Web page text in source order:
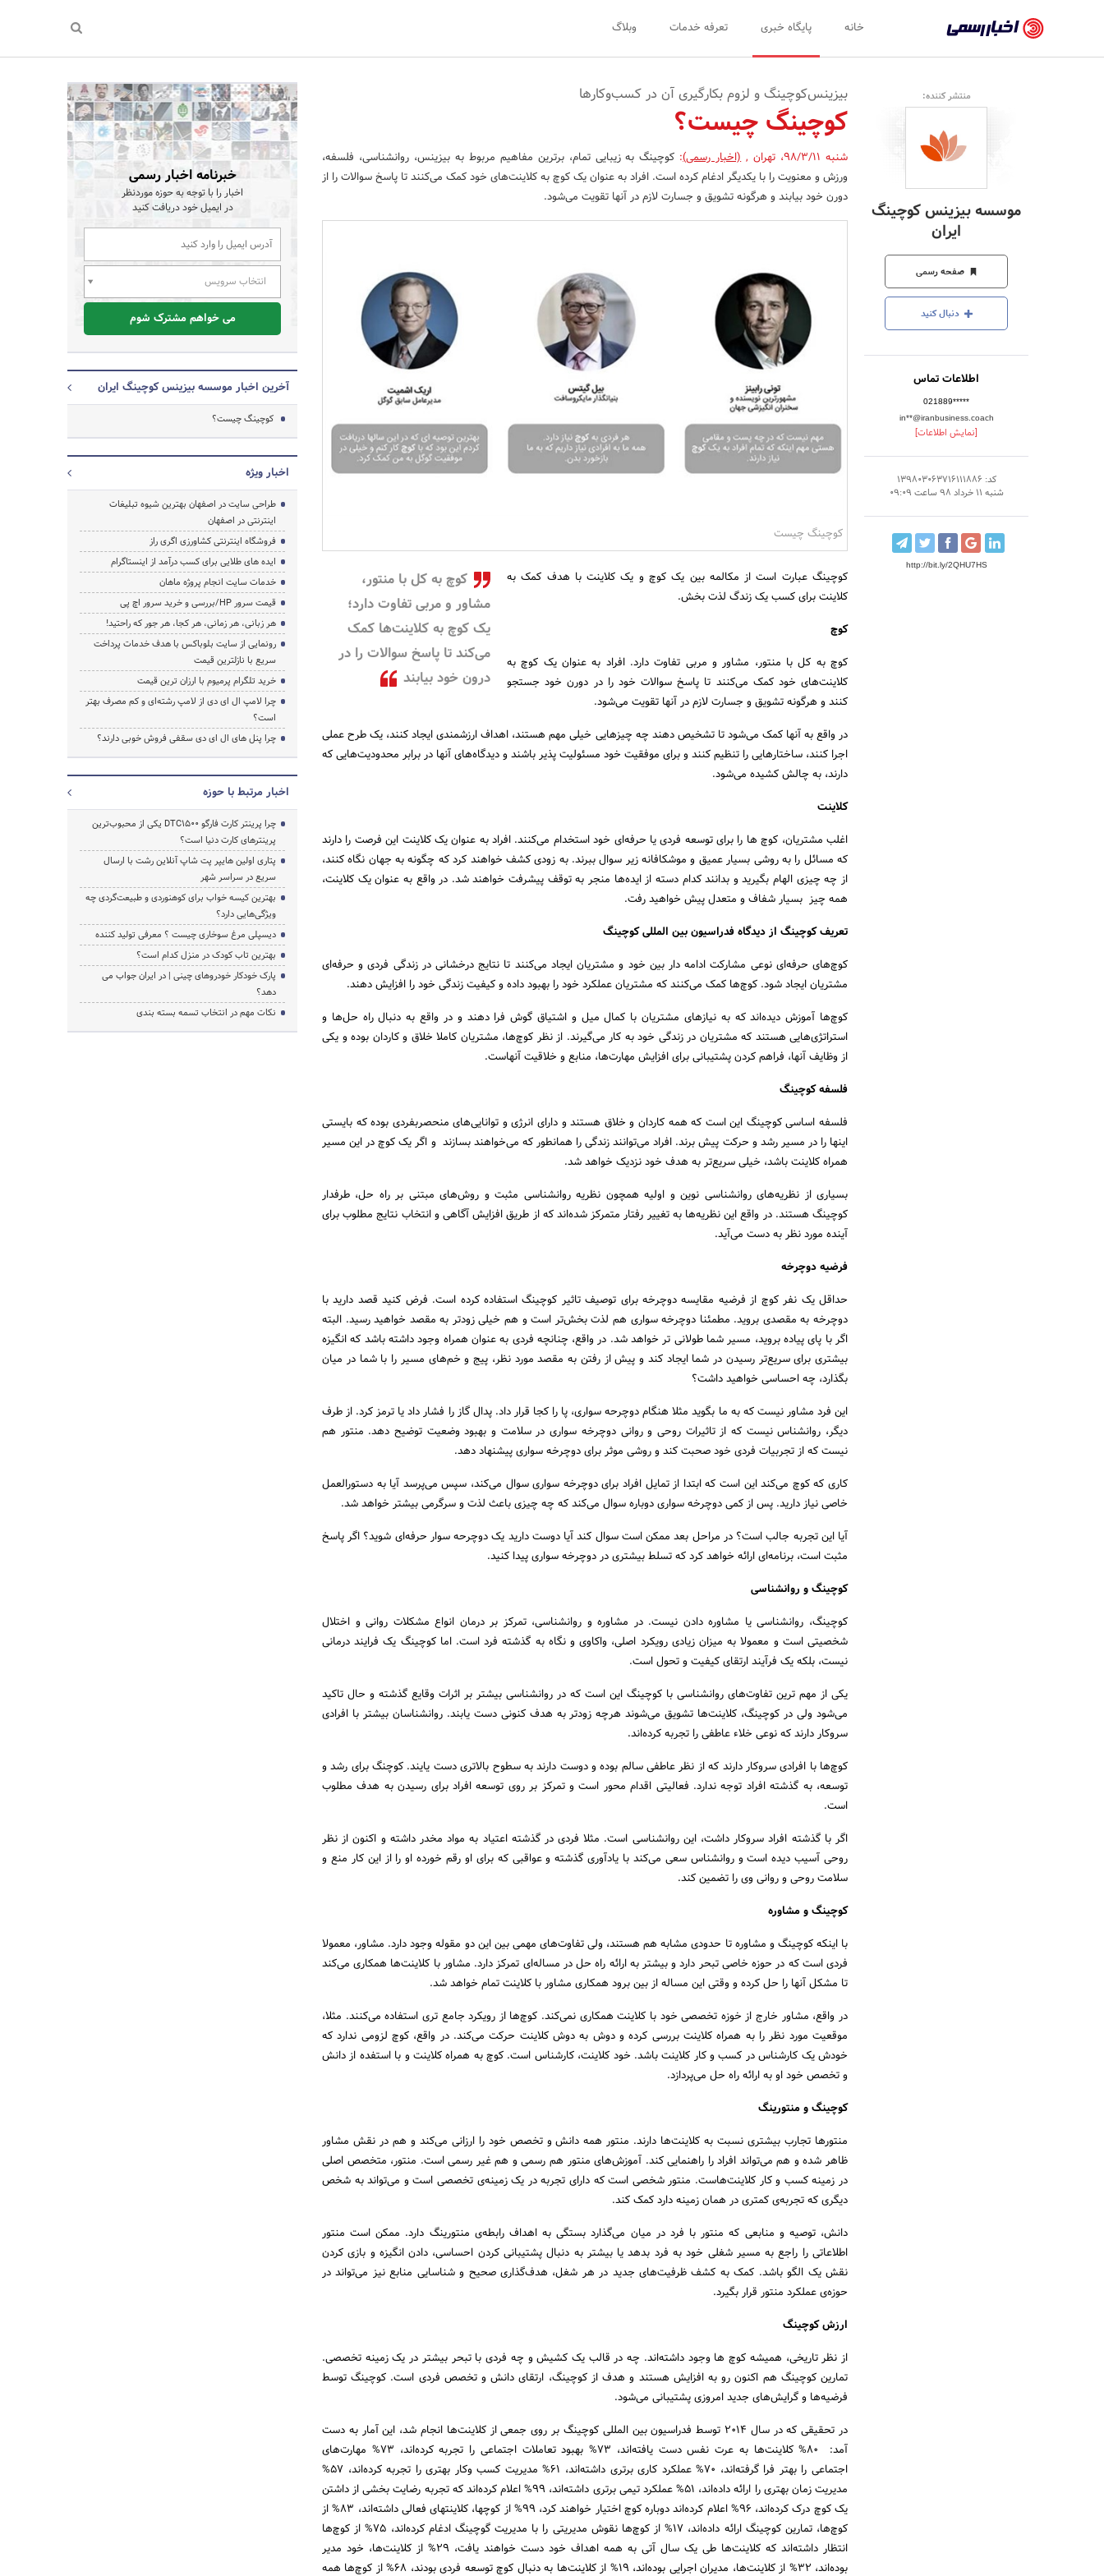
رسمی
-
اخبار
تایید
شده
شرکت‌ها،
سازمان‌ها
و
روابط
عمومی‌ها
خانه پایگاه خبری تعرفه خدمات وبلاگ
جستجو
منتشر کننده:
موسسه بیزینس کوچینگ
ایران
صفحه رسمی
دنبال کنید
اطلاعات تماس
021889*****
in**@iranbusiness.coach
[نمایش اطلاعات]
کد: 139803063716111886
شنبه 11 خرداد 98 ساعت 09:09
http://bit.ly/2QHU7HS
بیزینس‌کوچینگ و لزوم بکارگیری آن در کسب‌وکار‌ها
کوچینگ چیست؟
شنبه 98/3/11 ، تهران ,(اخبار رسمی): کوچینگ به زیبایی تمام، برترین مفاهیم مربوط به بیزینس، روانشناسی، فلسفه،
ورزش و معنویت را با یکدیگر ادغام کرده است. افراد به عنوان یک کوچ به کلاینت‌های خود کمک می‌کنند تا پاسخ سوالات را از
دورن خود بیابند و هرگونه تشویق و جسارت لازم در آنها تقویت می‌شود.
کوچینگ چیست
کوچ به کل با منتور،
مشاور و مربی تفاوت دارد؛
یک کوچ به کلاینت‌ها کمک
می‌کند تا پاسخ سوالات را در
درون خود بیابند
کوچینگ عبارت است از مکالمه بین یک کوچ و یک کلاینت با هدف کمک به
کلاینت برای کسب یک زندگ لذت بخش.
کوچ
کوچ به کل با منتور، مشاور و مربی تفاوت دارد. افراد به عنوان یک کوچ به
کلاینت‌های خود کمک می‌کنند تا پاسخ سوالات خود را در دورن خود جستجو
کنند و هرگونه تشویق و جسارت لازم در آنها تقویت می‌شود.
در واقع به آنها کمک می‌شود تا تشخیص دهند چه چیزهایی خیلی مهم هستند، اهداف ارزشمندی ایجاد کنند، یک طرح عملی
اجرا کنند، ساختارهایی را تنظیم کنند و برای موفقیت خود مسئولیت پذیر باشند و دیدگاه‌های آنها در برابر محدودیت‌هایی که
دارند، به چالش کشیده می‌شود.
کلاینت
اغلب مشتریان، کوچ ها را برای توسعه فردی یا حرفه‌ای خود استخدام می‌کنند. افراد به عنوان یک کلاینت این فرصت را دارند
که مسائل را به روشی بسیار عمیق و موشکافانه زیر سوال ببرند. به زودی کشف خواهند کرد که چگونه به جهان نگاه کنند،
از چه چیزی الهام بگیرید و بدانند کدام دسته از ایده‌ها منجر به توقف پیشرفت خواهند شد. در واقع به عنوان یک کلاینت،
همه چیز بسیار شفاف و متعدل پیش خواهید رفت.
تعریف کوچینگ از دیدگاه فدراسیون بین المللی کوچینگ
کوچ‌های حرفه‌ای نوعی مشارکت ادامه دار بین خود و مشتریان ایجاد می‌کنند تا نتایج درخشانی در زندگی فردی و حرفه‌ای
مشتریان ایجاد شود. کوچ‌ها کمک می‌کنند که مشتریان عملکرد خود را بهبود داده و کیفیت زندگی خود را افزایش دهند.
کوچ‌ها آموزش دیده‌اند که به نیازهای مشتریان با کمال میل و اشتیاق گوش فرا دهند و در واقع به دنبال راه حل‌ها و
استراتژی‌هایی هستند که مشتریان در زندگی خود به کار می‌گیرند. از نظر کوچ‌ها، مشتریان کاملا خلاق و کاردان بوده و یکی
از وظایف آنها، فراهم کردن پشتیبانی برای افزایش مهارت‌ها، منابع و خلاقیت آنهاست.
فلسفه کوچینگ
فلسفه اساسی کوچینگ این است که همه کاردان و خلاق هستند و دارای انرژی و توانایی‌های منحصربفردی بوده که بایستی
اینها را در مسیر رشد و حرکت پیش برند. افراد می‌توانند زندگی را همانطور که می‌خواهند بسازند و اگر یک کوچ در این مسیر
همراه کلاینت باشد، خیلی سریع‌تر به هدف خود نزدیک خواهد شد.
بسیاری از نظریه‌های روانشناسی نوین و اولیه همچون نظریه روانشناسی مثبت و روش‌های مبتنی بر راه حل، طرفدار
کوچینگ هستند. در واقع این نظریه‌ها به تغییر رفتار متمرکز شده‌اند که از طریق افزایش آگاهی و انتخاب نتایج مطلوب برای
آینده مورد نظر به دست می‌آید.
فرضیه دوچرخه
حداقل یک نفر کوچ از فرضیه مقایسه دوچرخه برای توصیف تاثیر کوچینگ استفاده کرده است. فرض کنید قصد دارید با
دوچرخه به مقصدی بروید. مطمئنا دوچرخه سواری هم لذت بخش‌تر است و هم خیلی زودتر به مقصد خواهید رسید. البته
اگر با پای پیاده بروید، مسیر شما طولانی تر خواهد شد. در واقع، چنانچه فردی به عنوان همراه وجود داشته باشد که انگیزه
بیشتری برای سریع‌تر رسیدن در شما ایجاد کند و پیش از رفتن به مقصد مورد نظر، پیج و خم‌های مسیر را با شما در میان
بگذارد، چه احساسی خواهید داشت؟
این فرد مشاور نیست که به ما بگوید مثلا هنگام دوچرحه سواری، پا را کجا قرار داد. پدال گاز را فشار داد یا ترمز کرد. از طرف
دیگر، روانشناس نیست که از تاثیرات روحی و روانی دوچرخه سواری در سلامت و بهبود وضعیت توضیح دهد. منتور هم
نیست که از تجربیات فردی خود صحبت کند و روشی موثر برای دوچرخه سواری پیشنهاد دهد.
کاری که کوچ می‌کند این است که ابتدا از تمایل افراد برای دوچرخه سواری سوال می‌کند، سپس می‌پرسد آیا به دستورالعمل
خاصی نیاز دارید. پس از کمی دوچرخه سواری دوباره سوال می‌کند که چه چیزی باعث لذت و سرگرمی بیشتر خواهد شد.
آیا این تجربه جالب است؟ در مراحل بعد ممکن است سوال کند آیا دوست دارید یک دوچرحه سوار حرفه‌ای شوید؟ اگر پاسخ
مثبت است، برنامه‌ای ارائه خواهد کرد که تسلط بیشتری در دوچرخه سواری پیدا کنید.
کوچینگ و روانشناسی
کوچینگ، روانشناسی یا مشاوره دادن نیست. در مشاوره و روانشناسی، تمرکز بر درمان انواع مشکلات روانی و اختلال
شخصیتی است و معمولا به میزان زیادی رویکرد اصلی، واکاوی و نگاه به گذشته فرد است. اما کوچینگ یک فرایند درمانی
نیست، بلکه یک فرآیند ارتقای کیفیت و تحول است.
یکی از مهم ترین تفاوت‌های روانشناسی با کوچینگ این است که در روانشناسی بیشتر بر اثرات وقایع گذشته و حال تاکید
می‌شود ولی در کوچینگ، کلاینت‌ها تشویق می‌شوند هرچه زودتر به هدف کنونی دست یابند. روانشناسان بیشتر با افرادی
سروکار دارند که نوعی خلاء عاطفی را تجربه کرده‌اند.
کوچ‌ها با افرادی سروکار دارند که از نظر عاطفی سالم بوده و دوست دارند به سطوح بالاتری دست یایند. کوچنگ برای رشد و
توسعه، به گذشته افراد توجه ندارد. فعالیتی اقدام محور است و تمرکز بر روی توسعه افراد برای رسیدن به هدف مطلوب
است.
اگر با گذشته افراد سروکار داشت، این روانشناسی است. مثلا فردی در گذشته اعتیاد به مواد مخدر داشته و اکنون از نظر
روحی آسیب دیده است و روانشناس سعی می‌کند با یادآوری گذشته و عواقبی که برای او رقم خورده او را از این کار منع و
سلامت روحی و روانی وی را تضمین کند.
کوچینگ و مشاوره
با اینکه کوچینگ و مشاوره تا حدودی مشابه هم هستند، ولی تفاوت‌‌های مهمی بین این دو مقوله وجود دارد. مشاور، معمولا
فردی است که در حوزه خاصی تبحر دارد و بیشتر به ارائه راه حل در مساله‌ای تمرکز دارد. مشاور با کلاینت‌ها همکاری می‌کند
تا مشکل آنها را حل کرده و وقتی این مساله از بین برود همکاری مشاور با کلاینت تمام خواهد شد.
در واقع، مشاور خارج از خوزه تخصصی خود با کلاینت همکاری نمی‌کند. کوچ‌ها از رویکرد جامع تری استفاده می‌کنند. مثلا،
موقعیت مورد نظر را به همراه کلاینت بررسی کرده و دوش به دوش کلاینت حرکت می‌کند. در واقع، کوچ لزومی ندارد که
خودش یک کارشناس در کسب و کار کلاینت باشد. خود کلاینت، کارشناس است. کوچ به همراه کلاینت و با استفده از دانش
و تخصص خود او به ارائه راه حل می‌پردازد.
کوچینگ و منتورینگ
منتورها تجارب بیشتری نسبت به کلاینت‌ها دارند. منتور همه دانش و تخصص خود را ارزانی می‌کند و هم در نقش مشاور
ظاهر شده و هم می‌تواند افراد را راهنمایی کند. آموزش‌های منتور هم رسمی و هم غیر رسمی است. منتور، متخصص اصلی
در زمینه کسب و کار کلاینت‌هاست. منتور شخصی است که دارای تجربه در یک زمینه‌ی تخصصی است و می‌تواند به شخص
دیگری که تجربه‌ی کمتری در همان زمینه دارد کمک کند.
دانش، توصیه و منابعی که منتور با فرد در میان می‌گذارد بستگی به اهداف رابطه‌ی منتورینگ دارد. ممکن است منتور
اطلاعاتی را راجع به مسیر شغلی خود به فرد بدهد یا بیشتر به دنبال پشتیبانی کردن احساسی، دادن انگیزه و بازی کردن
نقش یک الگو باشد. کمک به کشف ظرفیت‌های جدید در هر شغل، هدف‌گذاری صحیح و شناسایی منابع نیز می‌تواند در
حوزه‌ی عملکرد منتور قرار بگیرد.
ارزش کوچینگ
از نظر تاریخی، همیشه کوچ ها وجود داشته‌اند. چه در قالب یک کشیش و چه فردی با تبحر بیشتر در یک زمینه تخصصی.
تمارین کوچینگ هم اکنون رو به افزایش هستند و هدف از کوچینگ، ارتقای دانش و تخصص فردی است. کوچینگ توسط
فرضیه‌ها و گرایش‌های جدید امروزی پشتیبانی می‌شود.
در تحقیقی که در سال 2014 توسط فدراسیون بین المللی کوچینگ بر روی جمعی از کلاینت‌ها انجام شد، این آمار به دست
آمد: 80% کلاینت‌ها به عرت نفس دست یافته‌اند، 73% بهبود تعاملات اجتماعی را تجربه کرده‌اند، 73% مهارت‌های
اجتماعی را بهتر فرا گرفته‌اند، 70% عملکرد کاری برتری داشته‌اند، 61% مدیریت کسب وکار بهتری را تجربه کرده‌اند، 57%
مدیریت زمان بهتری را ارائه داده‌اند، 51% عملکرد تیمی برتری داشته‌اند، 99% اعلام کرده‌اند که تجربه رضایت بخشی از داشتن
یک کوچ درک کرده‌اند، 96% اعلام کرده‌اند دوباره کوچ اختیار خواهند کرد، 99% از کوچها، کلاینتهای فعالی داشته‌اند، 83% از
کوچ‌ها، تمارین کوچینگ ارائه داده‌اند، 17% از کوچ‌ها نقوش مدیریتی را با مدیریت گوچینگ ادغام کرده‌اند، 75% از کوچ‌ها
انتظار داشته‌اند که کلاینت‌ها طی یک سال آتی به همه اهداف خود دست خواهند یافت، 29% از کلاینت‌ها، خود مدیر
بوده‌اند، 32% از کلاینت‌ها، مدیران اجرایی بوده‌اند، 19% از کلاینت‌ها به دنبال کوچ توسعه فردی بودند، 68% از کوچ‌ها همه
خبرنامه اخبار رسمی
اخبار را با توجه به حوزه موردنظر
در ایمیل خود دریافت کنید
انتخاب سرویس
می خواهم مشترک شوم
آخرین اخبار موسسه بیزینس کوچینگ ایران
کوچینگ چیست؟
اخبار ویژه
طراحی سایت در اصفهان بهترین شیوه تبلیغات
اینترنتی در اصفهان
فروشگاه اینترنتی کشاورزی اگری راز
ایده های طلایی برای کسب درآمد از اینستاگرام
خدمات سایت انجام پروژه ماهان
قیمت سرور HP/بررسی و خرید سرور اچ پی
هر زبانی، هر زمانی، هر کجا، هر جور که راحتید!
رونمایی از سایت بلوباکس با هدف خدمات پرداخت
سریع با نازلترین قیمت
خرید تلگرام پرمیوم با ارزان ترین قیمت
چرا لامپ ال ای دی از لامپ رشته‌ای و کم مصرف بهتر
است؟
چرا پنل های ال ای دی سقفی فروش خوبی دارند؟
اخبار مرتبط با حوزه
چرا پرینتر کارت فارگو DTC1500 یکی از محبوب‌ترین
پرینترهای کارت دنیا است؟
پتاری اولین هایپر پت شاپ آنلاین رشت با ارسال
سریع در سراسر شهر
بهترین کیسه خواب برای کوهنوردی و طبیعت‌گردی چه
ویژگی‌هایی دارد؟
دیسپلی مرغ سوخاری چیست ؟ معرفی تولید کننده
بهترین تاب کودک در منزل کدام است؟
پارک خودکار خودروهای چینی | در ایران جواب می
دهد؟
نکات مهم در انتخاب تسمه بسته بندی